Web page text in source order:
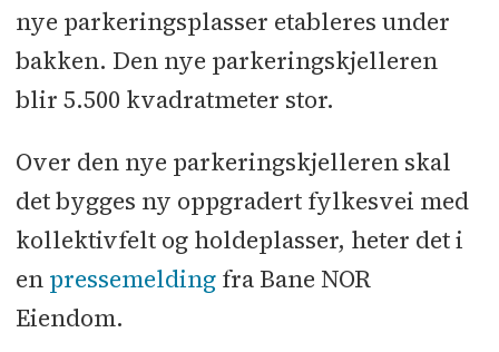
nye parkeringsplasser etableres under
bakken. Den nye parkeringskjelleren
blir 5.500 kvadratmeter stor.
Over den nye parkeringskjelleren skal
det bygges ny oppgradert fylkesvei med
kollektivfelt og holdeplasser, heter det i
en pressemelding fra Bane NOR
Eiendom.